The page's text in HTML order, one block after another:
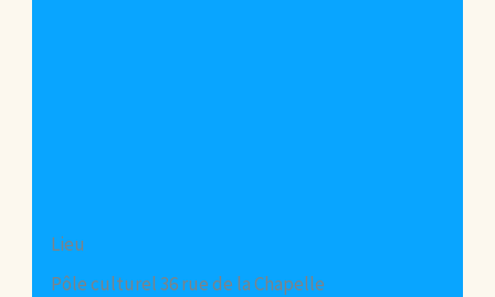
Lieu
Pôle culturel 36 rue de la Chapelle